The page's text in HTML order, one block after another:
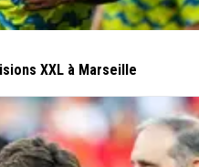
XXL à Marseille